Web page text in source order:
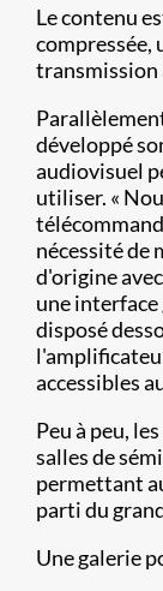
Le contenu
compressée,
transmission
développé
audiovisuel
utiliser. «
nécessité de
d'origine
une
disposé
accessibles
Peu à peu,
salles de
permettant
parti du
Une galerie